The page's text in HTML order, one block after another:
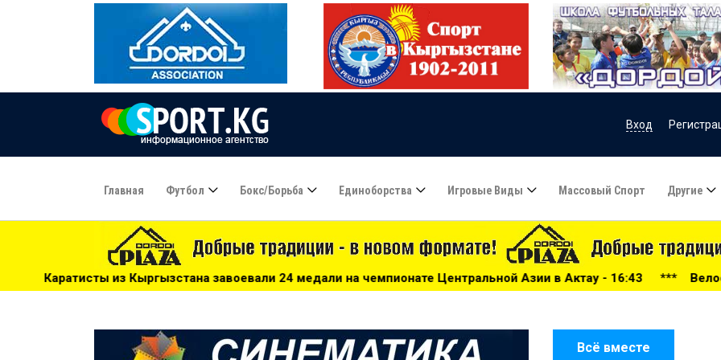
Вход
Главная Футбол Бокс/борьба Единоборства Игровые Виды Массовый Спорт Другие
завоевали 24 медали на чемпионате Центральной Азии в Актау - 16:43 ***Велосипедная гонка
Всё вместе